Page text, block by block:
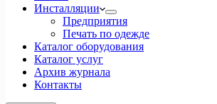
Инсталляции
Предприятия
Печать по одежде
Каталог оборудования
Каталог услуг
Архив журнала
Контакты